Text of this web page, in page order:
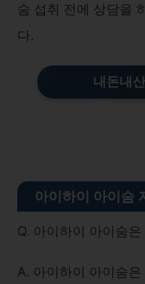
숨 섭취 전에 상담을
다.
내돈내
아이하이 아이숨
Q. 아이하이 아이숨
A. 아이하이 아이숨